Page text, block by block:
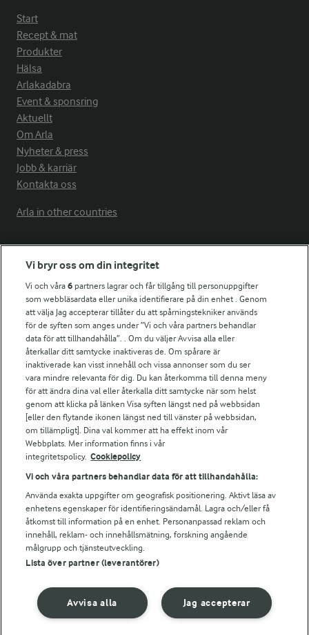
Start
Recept & mat
Produkter
Hälsa
Arlakadabra
Event & sponsring
Aktuellt
Om Arla
Nyheter & press
Jobb & karriär
Kontakta oss
Arla in other countries
Fler Arlasajter
För ägare
Arlas kundportal
Arla.com
Falbygdens Ost
Arla webbshop
Bildbank
Följ oss
© 2026 Arla Foods
Integritetspolicy
Vi bryr oss om din integritet
Vi och våra6 partners lagrar och får tillgång till personuppgifter
som webbläsardata eller unika identifierare på din enhet . Genom
att välja Jag accepterar tillåter du att spårningstekniker används
för de syften som anges under ”Vi och våra partners behandlar
data för att tillhandahålla”. . Om du väljer Avvisa alla eller
återkallar ditt samtycke inaktiveras de. Om spårare är
inaktiverade kan visst innehåll och vissa annonser som du ser
vara mindre relevanta för dig. Du kan återkomma till denna meny
för att ändra dina val eller återkalla ditt samtycke när som helst
genom att klicka på länken Visa syften längst ned på webbsidan
[eller den flytande ikonen längst ned till vänster på webbsidan,
om tillämpligt]. Dina val kommer att ha effekt inom vår
Webbplats. Mer information finns i vår
integritetspolicy. Cookiepolicy
Vi och våra partners behandlar data för att tillhandahålla:
Använda exakta uppgifter om geografisk positionering. Aktivt läsa av
enhetens egenskaper för identifieringsändamål. Lagra och/eller få
åtkomst till information på en enhet. Personanpassad reklam och
innehåll, reklam- och innehållsmätning, forskning angående
målgrupp och tjänsteutveckling.
Lista över partner (leverantörer)
Jag accepterar
Avvisa alla